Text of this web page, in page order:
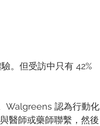
。但受訪中只有 42%
Walgreens 認為行動化
醫師或藥師聯繫，然後